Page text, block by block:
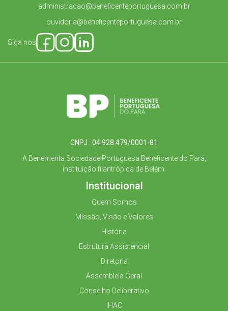
administracao@beneficenteportuguesa.com.br
ouvidoria@beneficenteportuguesa.com.br
Siga nos
CNPJ : 04.928.479/0001-81
A Benemérita Sociedade Portuguesa Beneficente do Pará,
instituição filantrópica de Belém.
Institucional
Quem Somos
Missão, Visão e Valores
História
Estrutura Assistencial
Diretoria
Assembleia Geral
Conselho Deliberativo
IHAC